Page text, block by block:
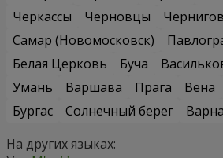
Черкассы
Черновцы
Чернигов
Самар (Новомосковск)
Белая Церковь
Буча
Умань
Варшава Прага Вена
Бургас
Солнечный берег Варна
На других языках: